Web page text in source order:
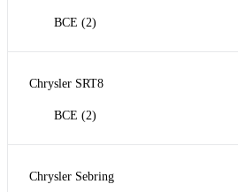
ВСЕ (2)
Chrysler SRT8
ВСЕ (2)
Chrysler Sebring